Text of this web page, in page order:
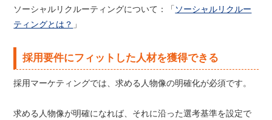
ソーシャルリクルーティングについて：「 ソーシャルリクルー
ティングとは？ 」
採用要件にフィットした人材を獲得できる
採用マーケティングでは、求める人物像の明確化が必須です。
求める人物像が明確になれば、それに沿った選考基準を設定で